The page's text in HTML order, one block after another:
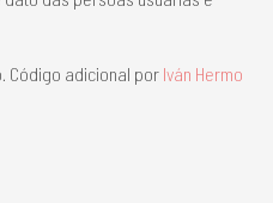
Código adicional por Iván Hermo